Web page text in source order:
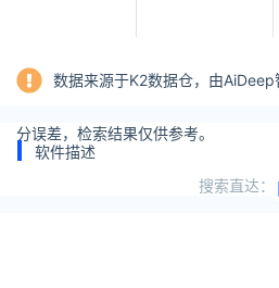
数据来源于K2数据仓，由
分误差，检索结果仅供参考。
搜索直达：
软件描述